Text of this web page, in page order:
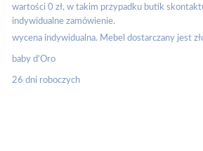
wartości 0 zł, w takim przypadku butik
indywidualne zamówienie.
wycena indywidualna. Mebel dostarczany jest
baby d’Oro
26 dni roboczych